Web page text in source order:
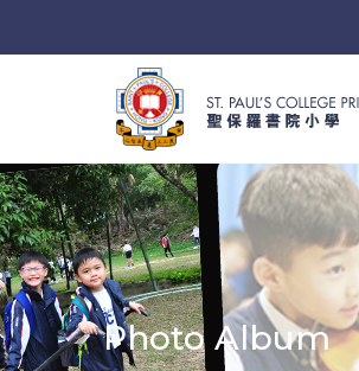
Photo Album